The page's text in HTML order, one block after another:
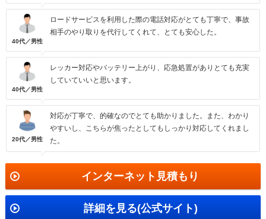
40代／男性
ロードサービスを利用した際の電話対応がとても丁寧で、事故
相手のやり取りを代行してくれて、とても安心した。
40代／男性
レッカー対応やバッテリー上がり、応急処置がありとても充実
していていいと思います。
20代／男性
対応が丁寧で、的確なのでとても助かりました。また、わかり
やすいし、こちらが焦ったとしてもしっかり対応してくれまし
た。
インターネット見積もり
詳細を見る(公式サイト)